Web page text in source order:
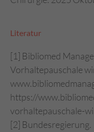
Literatur
[1] Bibliomed
Vorhaltepauschale
https://
vorhaltepauschale-
[2] Bundesregierung.